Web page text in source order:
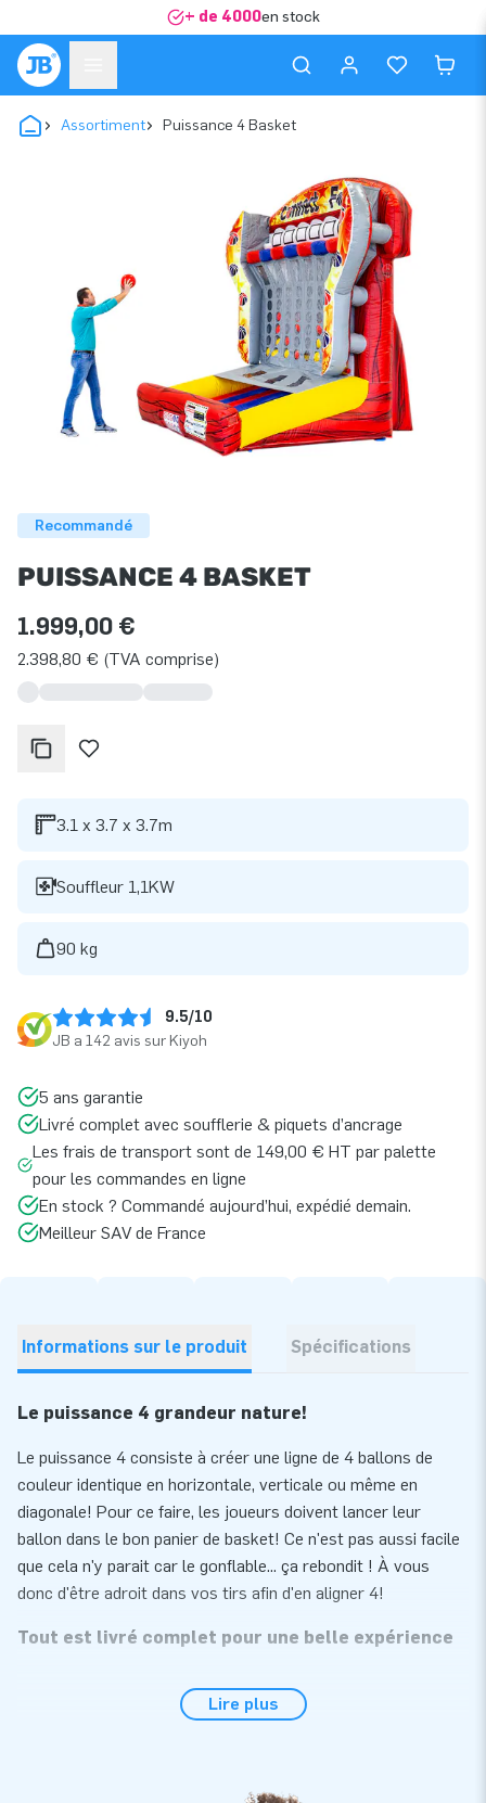
+ de 4000en stock
Assortiment Puissance 4 Basket
Recommandé
PUISSANCE 4 BASKET
1.999,00 €
2.398,80 € (TVA comprise)
3.1 x 3.7 x 3.7m
Souffleur 1,1KW
90 kg
9.5/10
JB a 142 avis sur Kiyoh
5 ans garantie
Livré complet avec soufflerie & piquets d’ancrage
Les frais de transport sont de 149,00 € HT par palette
pour les commandes en ligne
En stock ? Commandé aujourd’hui, expédié demain.
Meilleur SAV de France
Informations sur le produit Spécifications
Le puissance 4 grandeur nature!
Le puissance 4 consiste à créer une ligne de 4 ballons de
couleur identique en horizontale, verticale ou même en
diagonale! Pour ce faire, les joueurs doivent lancer leur
ballon dans le bon panier de basket! Ce n'est pas aussi facile
que cela n'y parait car le gonflable... ça rebondit ! À vous
donc d'être adroit dans vos tirs afin d'en aligner 4!
Tout est livré complet pour une belle expérience
moins de 10 minutes. Il s'intègrera facilement lors de tous
jeu est apprécié pour sa petite taille car il peut se placer
Lire plus